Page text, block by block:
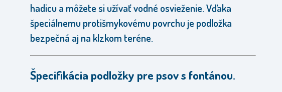
hadicu a môžete si užívať vodné osvieženie. Vďaka
špeciálnemu protišmykovému povrchu je podložka
bezpečná aj na klzkom teréne.
Špecifikácia podložky pre psov s fontánou.